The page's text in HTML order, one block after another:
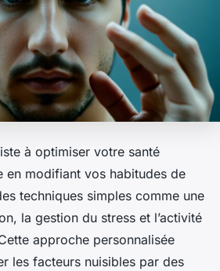
à optimiser votre santé
en modifiant vos habitudes de
techniques simples comme une
la gestion du stress et l’activité
approche personnalisée
les facteurs nuisibles par des